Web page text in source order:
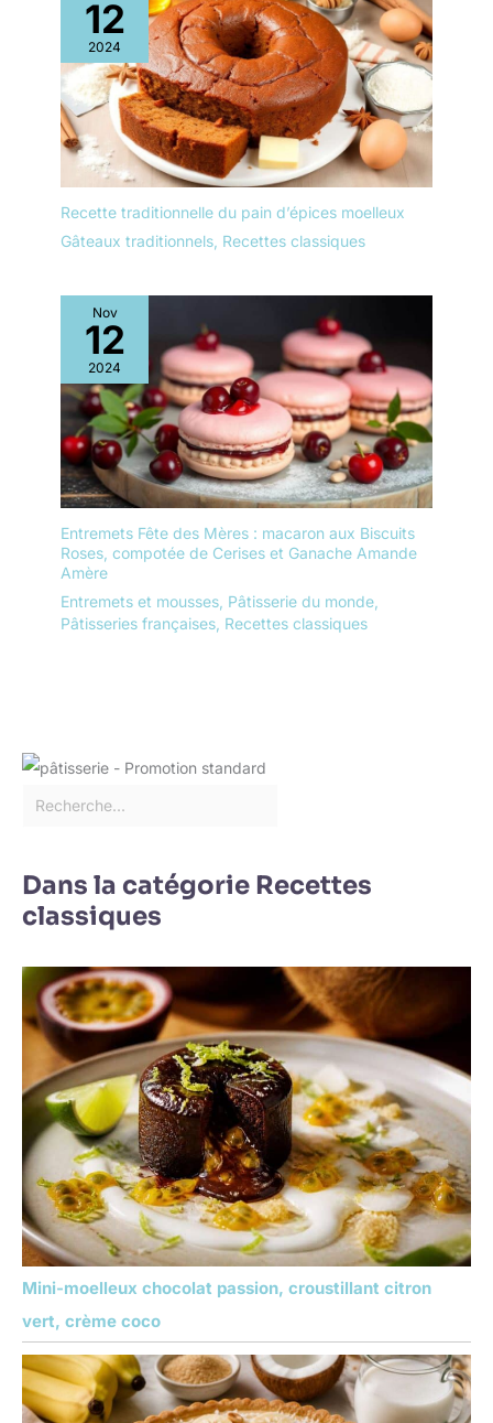
12
2024
Recette traditionnelle du pain d’épices moelleux
Gâteaux traditionnels Recettes classiques
Nov
12
2024
Entremets Fête des Mères : macaron aux Biscuits
Roses, compotée de Cerises et Ganache Amande
Amère
Entremets et mousses Pâtisserie du monde
Pâtisseries françaises Recettes classiques
Dans la catégorie Recettes
classiques
Mini-moelleux chocolat passion, croustillant citron
vert, crème coco